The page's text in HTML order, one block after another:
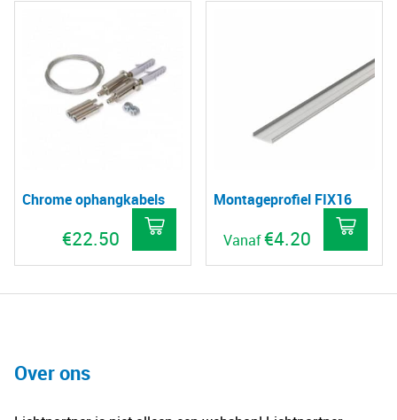
Chrome ophangkabels
€22.50
Montageprofiel FIX16
Vanaf€4.20
Dit
Over ons